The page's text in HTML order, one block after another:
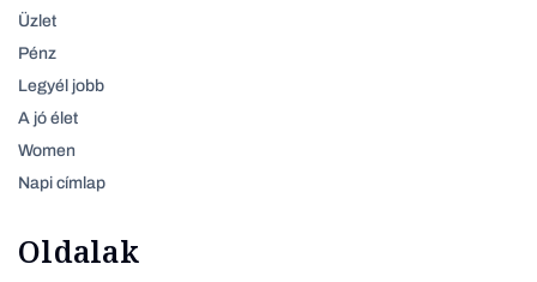
Üzlet
Pénz
Legyél jobb
A jó élet
Women
Napi címlap
Oldalak